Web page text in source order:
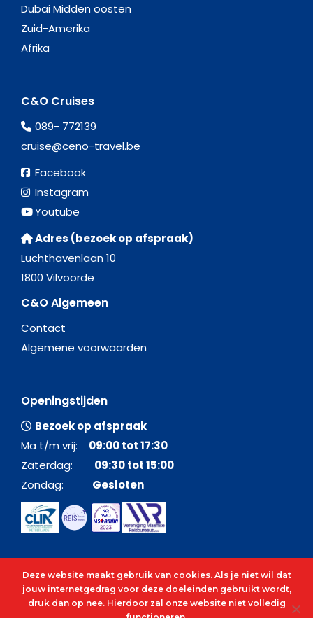
Dubai Midden oosten
Zuid-Amerika
Afrika
C&O Cruises
089- 772139
cruise@ceno-travel.be
Facebook
Instagram
Youtube
Adres (bezoek op afspraak)
Luchthavenlaan 10
1800 Vilvoorde
C&O Algemeen
Contact
Algemene voorwaarden
Openingstijden
Bezoek op afspraak
Ma t/m vrij: 09:00 tot 17:30
Zaterdag: 09:30 tot 15:00
Zondag: Gesloten
Deze website maakt gebruik van cookies. Als je niet wil dat
jouw internetgedrag voor deze doeleinden gebruikt wordt,
druk dan op nee. Hierdoor zal onze website niet volledig